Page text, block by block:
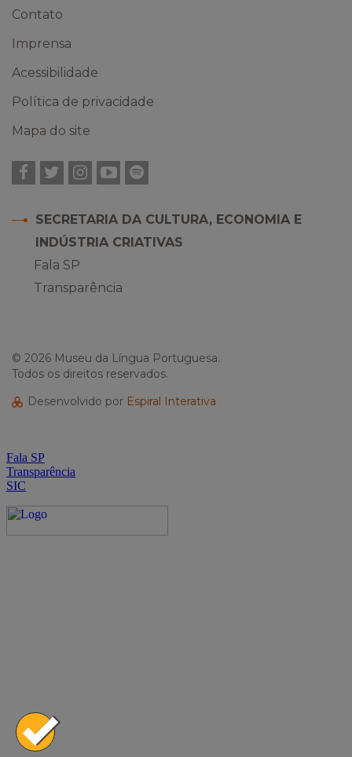
Contato
Imprensa
Acessibilidade
Política de privacidade
Mapa do site
Facebook
Twitter
Instagram
YouTube
Spotify
SECRETARIA DA CULTURA, ECONOMIA E
INDÚSTRIA CRIATIVAS
Fala SP
Transparência
© 2026 Museu da Língua Portuguesa.
Todos os direitos reservados.
Desenvolvido por Espiral Interativa